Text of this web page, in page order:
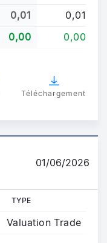
0,01
0,01
0,00 0,00
Téléchargement
01/06/2026
TYPE
Valuation Trade